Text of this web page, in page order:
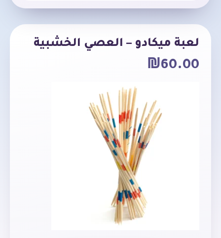
لعبة ميكادو – العصي الخشبية
₪60.00